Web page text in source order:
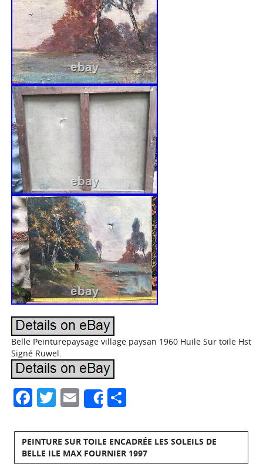
Belle Peinturepaysage village paysan 1960 Huile Sur toile Hst
Signé Ruwel.
Facebook
Twitter
Email
Share
PEINTURE SUR TOILE ENCADRÉE LES SOLEILS DE
BELLE ILE MAX FOURNIER 1997